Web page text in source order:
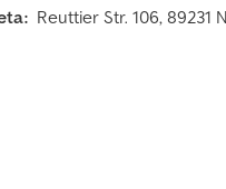
Reuttier Str. 106, 89231